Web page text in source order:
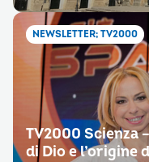
NEWSLETTER; TV2000
TV2000 Scienza
di Dio e l’origine